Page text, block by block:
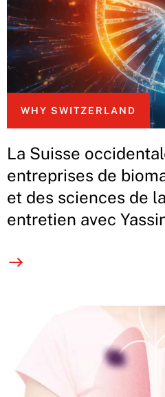
WHY SWITZERLAND
La Suisse
entreprises de
et des sciences de
entretien avec